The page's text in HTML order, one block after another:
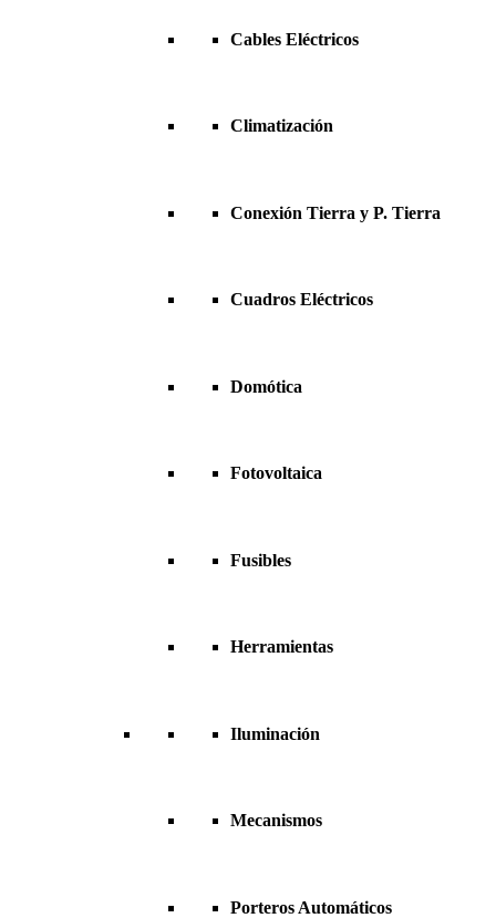
Cables Eléctricos
Climatización
Conexión Tierra y P. Tierra
Cuadros Eléctricos
Domótica
Fotovoltaica
Fusibles
Herramientas
Iluminación
Mecanismos
Porteros Automáticos